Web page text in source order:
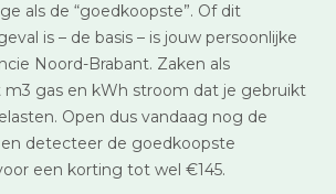
als de “goedkoopste”. Of dit
is – de basis – is jouw persoonlijke
Noord-Brabant. Zaken als
m3 gas en kWh stroom dat je gebruikt
Open dus vandaag nog de
detecteer de goedkoopste
een korting tot wel €145.